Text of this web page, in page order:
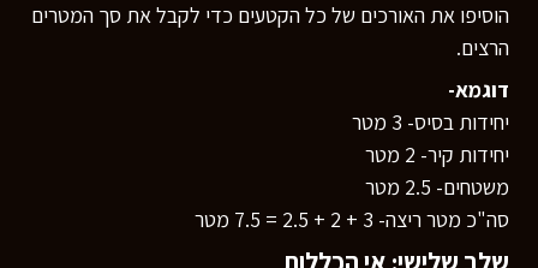
הוסיפו את האורכים של כל הקטעים כדי לקבל את סך המטרים
הרצים.
דוגמא-
יחידות בסיס- 3 מטר
יחידות קיר- 2 מטר
משטחים- 2.5 מטר
סה"כ מטר ריצה- 3 + 2 + 2.5 = 7.5 מטר